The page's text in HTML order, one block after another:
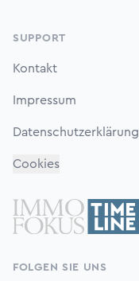
SUPPORT
Kontakt
Impressum
Datenschutzerklärung
Cookies
FOLGEN SIE UNS